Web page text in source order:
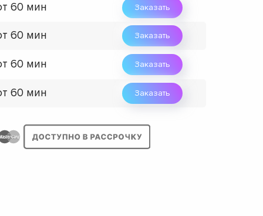
60 мин Заказать
60 мин Заказать
60 мин Заказать
60 мин Заказать